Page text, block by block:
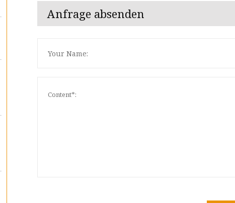
Anfrage absenden